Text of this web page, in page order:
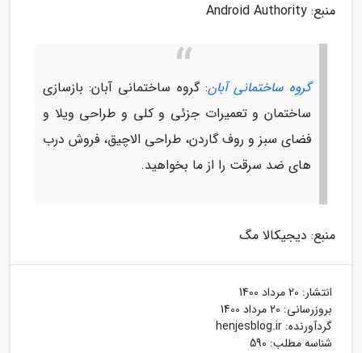
منبع: Android Authority
گروه ساختمانی آبان: گروه ساختمانی آبان: بازسازی
ساختمان و تعمیرات جزئی و کلی و طراحی ویلا و
فضای سبز و روف گاردن، طراحی الاچیق، فروش درب
های ضد سرقت را از ما بخواهید.
منبع: دیجیکالا مگ
انتشار: 20 مرداد 1400
بروزرسانی: 20 مرداد 1400
گردآورنده: henjesblog.ir
شناسه مطلب: 590